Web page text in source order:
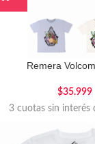
Remera
$35.999
3 cuotas sin interés